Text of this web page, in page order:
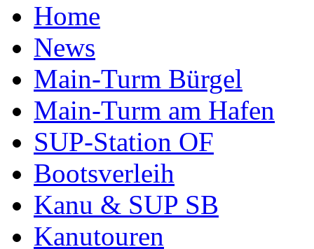
Home
News
Main-Turm Bürgel
Main-Turm am Hafen
SUP-Station OF
Bootsverleih
Kanu & SUP SB
Kanutouren